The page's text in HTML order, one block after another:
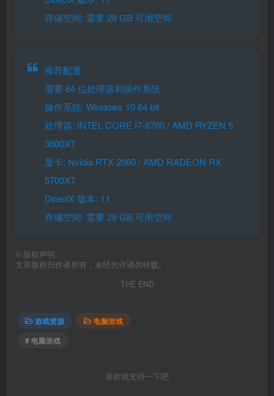
存储空间: 需要 28 GB 可用空间
推荐配置
需要 64 位处理器和操作系统
操作系统: Windows 10 64 bit
处理器: INTEL CORE I7-8700 / AMD RYZEN 5
3600XT
显卡: Nvidia RTX 2060 / AMD RADEON RX
5700XT
DirectX 版本: 11
存储空间: 需要 28 GB 可用空间
© 版权声明
文章版权归作者所有，未经允许请勿转载。
THE END
游戏资源
电脑游戏
# 电脑游戏
喜欢就支持一下吧